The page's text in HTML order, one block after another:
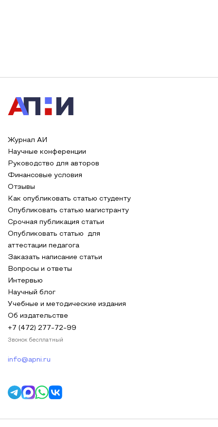
Журнал АИ
Научные конференции
Руководство для авторов
Финансовые условия
Отзывы
Как опубликовать статью студенту
Опубликовать статью магистранту
Срочная публикация статьи
Опубликовать статью для
аттестации педагога
Заказать написание статьи
Вопросы и ответы
Интервью
Научный блог
Учебные и методические издания
Об издательстве
+7 (472) 277-72-99
Звонок бесплатный
info@apni.ru